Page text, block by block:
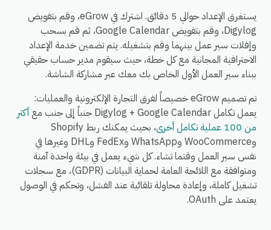
يستغرق الإعداد حوالي 5 دقائق. اشترك في eGrow، وقم بتفويض
Digylog، وقم بتفويض Google Calendar، ثم قم بسحب
وإفلات سير عمل بينهما وقم بتشغيله. يتم تضمين خدمة الإعداد
الاحترافية المجانية مع كل خطة، حيث سيقوم مدير حساب حقيقي
ببناء سير العمل الأول الخاص بك معك عبر مشاركة الشاشة.
تم تصميم eGrow خصيصاً لفرق التجارة الإلكترونية والعمليات:
يعمل تكامل Digylog + Google Calendar جنباً إلى جنب مع
أكثر
من 100 عملية تكامل أخرى
، بحيث يمكنك ربط Shopify
وWooCommerce وWhatsApp وFedEx وDHL وغيرها في
نفس سير العمل وقتما تشاء. كل شيء يعمل في بيئة واحدة آمنة
ومتوافقة مع اللائحة العامة لحماية البيانات (GDPR)، مع سجلات
تشغيل كاملة، وإعادة محاولة تلقائية عند الفشل، وتحكم في الوصول
يعتمد على OAuth.